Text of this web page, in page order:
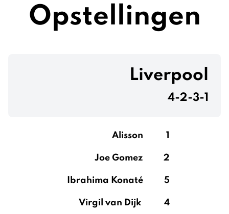
Opstellingen
Liverpool
4-2-3-1
Alisson 1
Joe Gomez 2
Ibrahima Konaté 5
Virgil van Dijk 4